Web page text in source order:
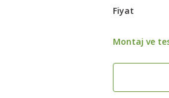
Fiyat
Montaj ve